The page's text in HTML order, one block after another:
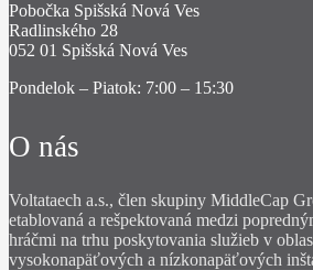
Pobočka Spišská Nová Ves
Radlinského 28
052 01 Spišská Nová Ves
Pondelok – Piatok: 7:00 – 15:30
O nás
Voltataech a.s., člen skupiny MiddleCap
etablovaná a rešpektovaná medzi
hráčmi na trhu poskytovania služieb v
vysokonapäťových a nízkonapäťových